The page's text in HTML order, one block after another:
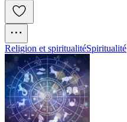
Religion et spiritualitéSpiritualité